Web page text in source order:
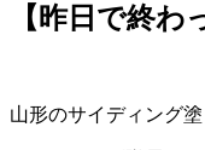
【昨日で終わ
山形のサイディング